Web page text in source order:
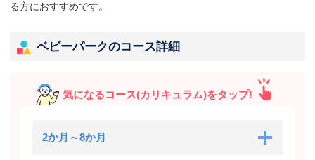
る方におすすめです。
ベビーパークのコース詳細
気になるコース(カリキュラム)をタップ!
2か月～8か月